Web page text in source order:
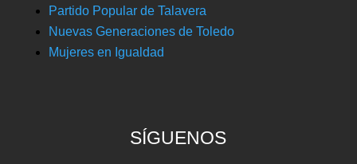
Partido Popular de Talavera
Nuevas Generaciones de Toledo
Mujeres en Igualdad
SÍGUENOS